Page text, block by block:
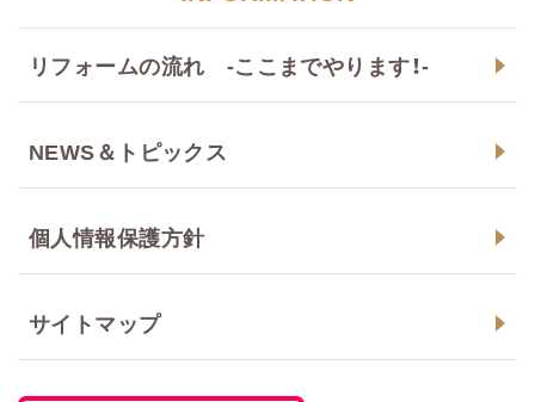
リフォームの流れ -ここまでやります！-
NEWS＆トピックス
個人情報保護方針
サイトマップ